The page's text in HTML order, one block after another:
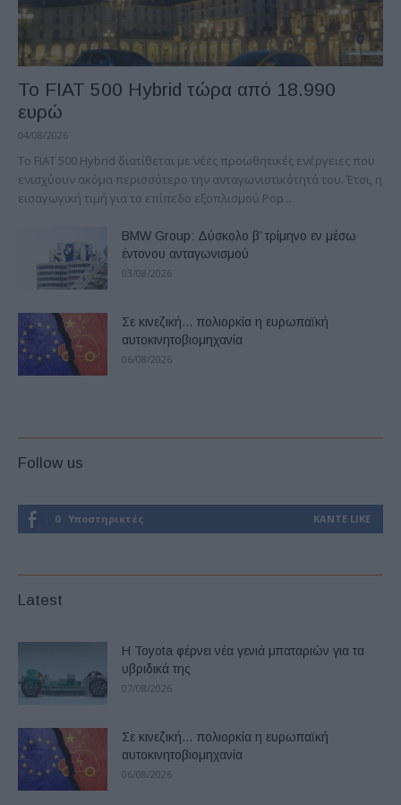
Το FIAT 500 Hybrid τώρα από 18.990
ευρώ
04/08/2026
Το FIAT 500 Hybrid διατίθεται με νέες προωθητικές ενέργειες που
ενισχύουν ακόμα περισσότερο την ανταγωνιστικότητά του. Έτσι, η
εισαγωγική τιμή για το επίπεδο εξοπλισμού Pop...
BMW Group: Δύσκολο β’ τρίμηνο εν μέσω
έντονου ανταγωνισμού
03/08/2026
Σε κινεζική… πολιορκία η ευρωπαϊκή
αυτοκινητοβιομηχανία
06/08/2026
Follow us
0 Υποστηρικτές ΚΆΝΤΕ LIKE
Latest
Η Toyota φέρνει νέα γενιά μπαταριών για τα
υβριδικά της
07/08/2026
Σε κινεζική… πολιορκία η ευρωπαϊκή
αυτοκινητοβιομηχανία
06/08/2026